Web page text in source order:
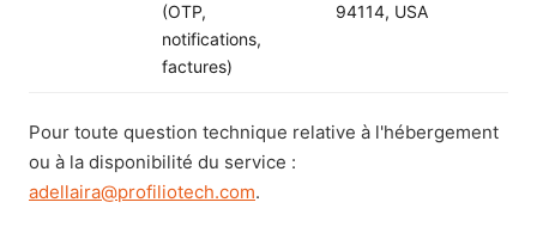
(OTP,
notifications,
factures)
94114, USA
Pour toute question technique relative à l'hébergement
ou à la disponibilité du service :
adellaira@profiliotech.com.